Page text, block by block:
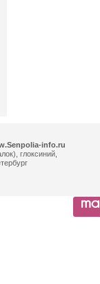
info.ru
глоксиний,